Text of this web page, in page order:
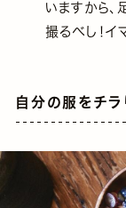
いますから
撮るべし！イ
自分の服をチラ